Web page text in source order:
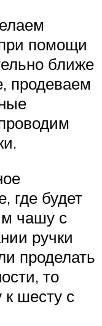
помощи
ближе
продеваем
где будет
чашу с
ручки
проделать
то
шесту с